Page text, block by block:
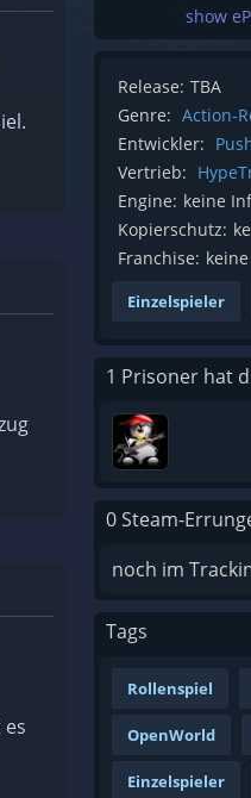
show
Release: TBA
Genre: Action-
Entwickler:
Vertrieb:
Engine: keine
Kopierschutz:
Franchise:
Einzelspieler
1 Prisoner hat
0 Steam-
noch im
Tags
Rollenspiel
OpenWorld
Einzelspieler